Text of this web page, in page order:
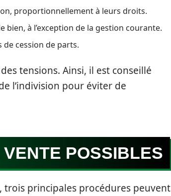
proportionnellement à leurs droits.
bien, à l’exception de la gestion courante.
cession de parts.
tensions. Ainsi, il est conseillé
l’indivision pour éviter de
POSSIBLES
trois principales procédures peuvent